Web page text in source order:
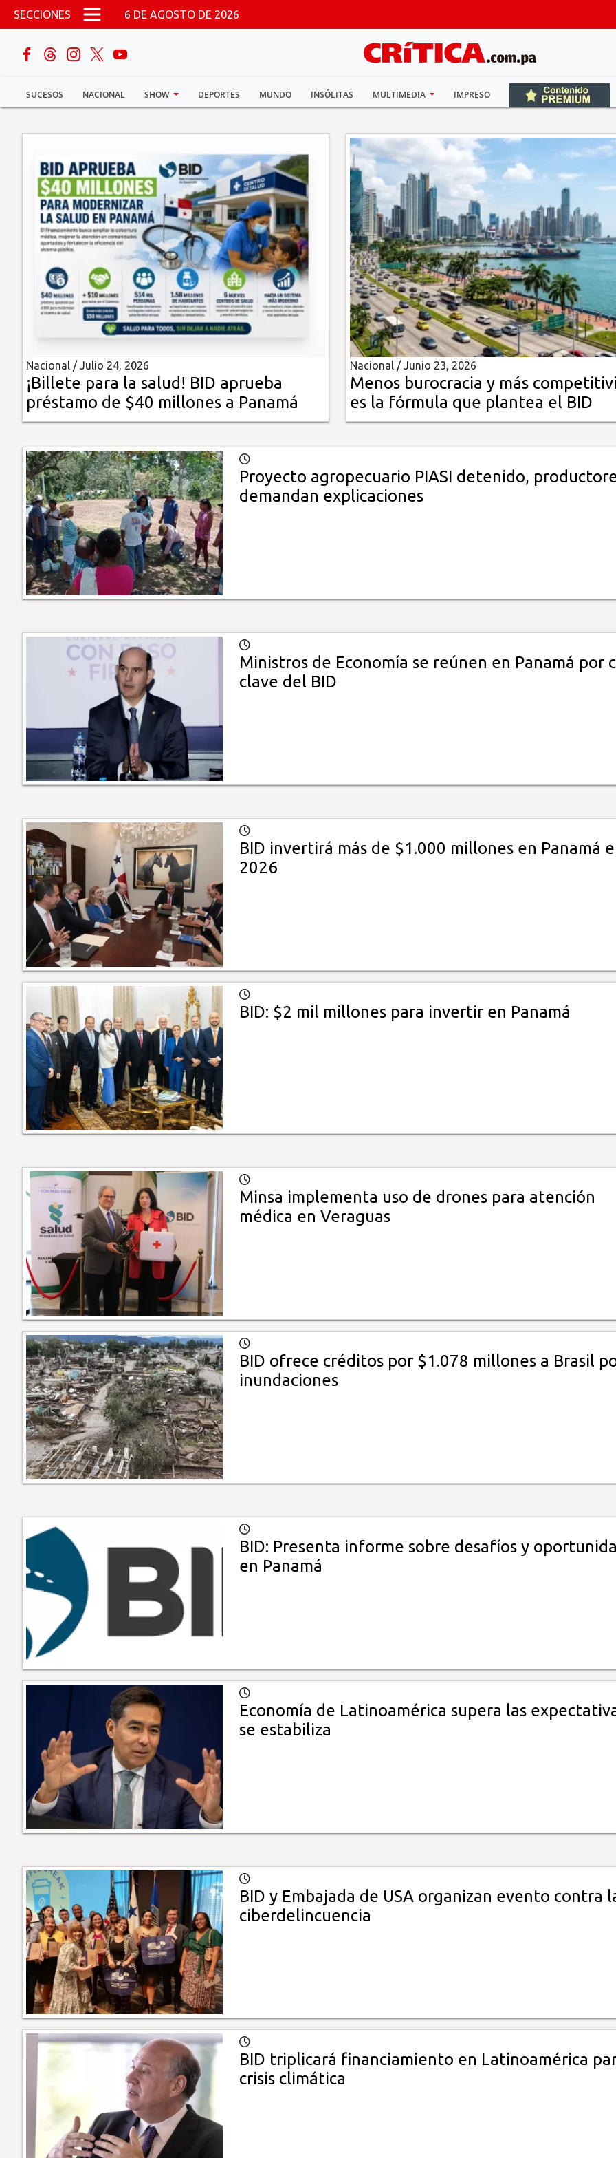
Pasar al contenido principal
SECCIONES 6 DE AGOSTO DE 2026
SUCESOS NACIONAL SHOW DEPORTES MUNDO INSÓLITAS MULTIMEDIA IMPRESO
buscar
Sucesos
Nacional
Política
Show
Deportes
Mundo
Multimedia
Impreso
Nacional /Julio 24, 2026
¡Billete para la salud! BID aprueba
préstamo de $40 millones a Panamá
Nacional /Junio 23, 2026
Menos burocracia y más
es la fórmula que plantea el BID
Proyecto agropecuario PIASI detenido,
demandan explicaciones
Ministros de Economía se reúnen en Panamá por
clave del BID
BID invertirá más de $1.000 millones en Panamá
2026
BID: $2 mil millones para invertir en Panamá
Minsa implementa uso de drones para atención
médica en Veraguas
BID ofrece créditos por $1.078 millones a Brasil
inundaciones
BID: Presenta informe sobre desafíos y
en Panamá
Economía de Latinoamérica supera las
se estabiliza
BID y Embajada de USA organizan evento contra
ciberdelincuencia
BID triplicará financiamiento en Latinoamérica
crisis climática